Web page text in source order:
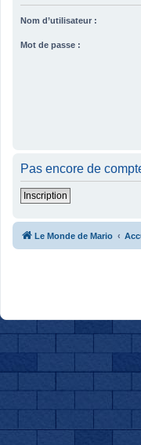
Nom d’utilisateur :
Mot de passe :
Pas encore de
Inscription
Le Monde de Mario